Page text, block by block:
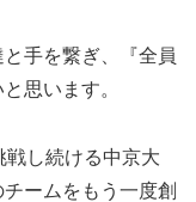
手を繋ぎ、『全員
思います。
し続ける中京大
ームをもう一度創